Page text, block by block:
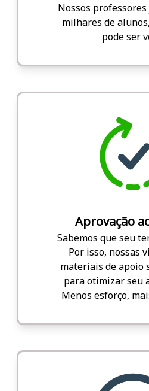
Nossos
milhares de
pode ser
Aprovação
Sabemos que seu
Por isso, nossas
materiais de apoio
para otimizar seu
Menos esforço,